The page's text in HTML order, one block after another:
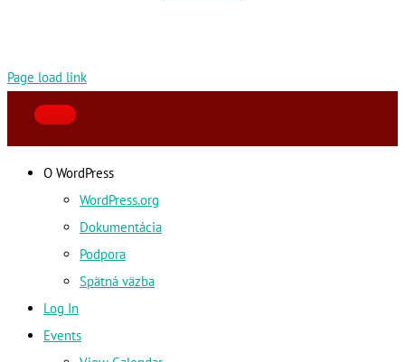
Page load link
O WordPress
WordPress.org
Dokumentácia
Podpora
Spätná väzba
Log In
Events